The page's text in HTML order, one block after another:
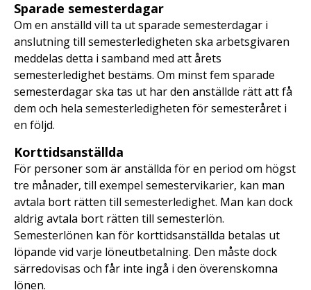
Sparade semesterdagar
Om en anställd vill ta ut sparade semesterdagar i
anslutning till semesterledigheten ska arbetsgivaren
meddelas detta i samband med att årets
semesterledighet bestäms. Om minst fem sparade
semesterdagar ska tas ut har den anställde rätt att få
dem och hela semesterledigheten för semesteråret i
en följd.
Korttidsanställda
För personer som är anställda för en period om högst
tre månader, till exempel semestervikarier, kan man
avtala bort rätten till semesterledighet. Man kan dock
aldrig avtala bort rätten till semesterlön.
Semesterlönen kan för korttidsanställda betalas ut
löpande vid varje löneutbetalning. Den måste dock
särredovisas och får inte ingå i den överenskomna
lönen.